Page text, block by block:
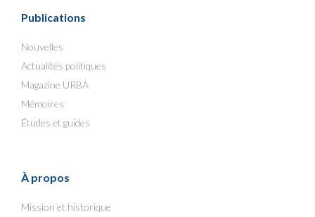
Publications
Nouvelles
Actualités politiques
Magazine URBA
Mémoires
Études et guides
À propos
Mission et historique